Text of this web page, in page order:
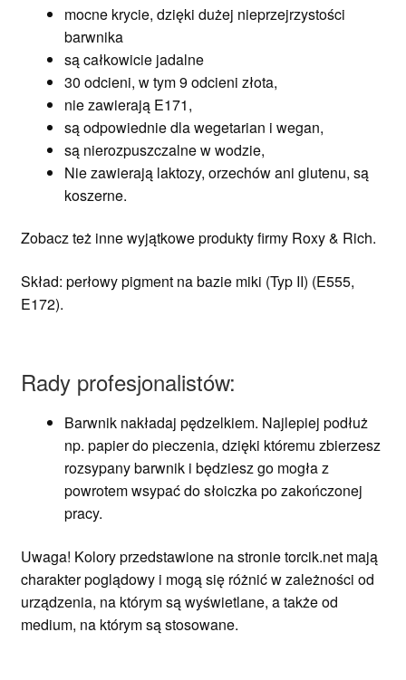
mocne krycie, dzięki dużej nieprzejrzystości
barwnika
są całkowicie jadalne
30 odcieni, w tym 9 odcieni złota,
nie zawierają E171,
są odpowiednie dla wegetarian i wegan,
są nierozpuszczalne w wodzie,
Nie zawierają laktozy, orzechów ani glutenu, są
koszerne.
Zobacz też inne wyjątkowe produkty firmy Roxy & Rich.
Skład: perłowy pigment na bazie miki (Typ II) (E555,
E172).
Rady profesjonalistów:
Barwnik nakładaj pędzelkiem. Najlepiej podłuż
np. papier do pieczenia, dzięki któremu zbierzesz
rozsypany barwnik i będziesz go mogła z
powrotem wsypać do słoiczka po zakończonej
pracy.
Uwaga! Kolory przedstawione na stronie torcik.net mają
charakter poglądowy i mogą się różnić w zależności od
urządzenia, na którym są wyświetlane, a także od
medium, na którym są stosowane.